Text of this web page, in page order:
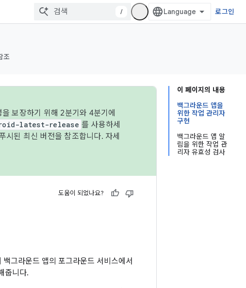
/ 로그인
조
이 페이지의 내용
백그라운드 앱을
위한 작업 관리자
구현
백그라운드 앱 알
림을 위한 작업 관
리자 유효성 검사
보장하기 위해 2분기와 4분기에
latest-release 를 사용하세
시된 최신 버전을 참조합니다. 자세
도움이 되었나요?
그라운드 앱의 포그라운드 서비스에서
줍니다.